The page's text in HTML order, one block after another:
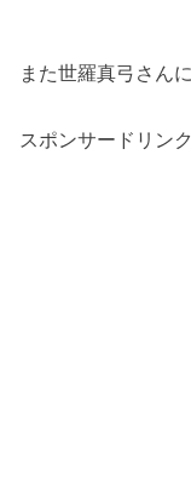
また世羅真弓さん
スポンサードリンク